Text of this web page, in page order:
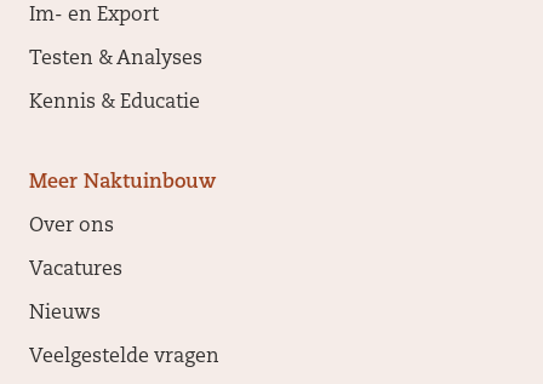
Im- en Export
Testen & Analyses
Kennis & Educatie
Meer Naktuinbouw
Over ons
Vacatures
Nieuws
Veelgestelde vragen